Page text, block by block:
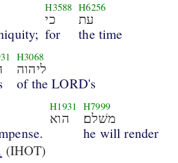
H3588
כי
for
H6256
עת
the time
H3068
ליהוה
of the LORD's
H1931
הוא
H7999
משׁלם׃
he will render
(IHOT)